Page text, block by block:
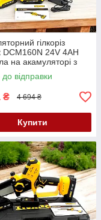
гілкоріз
DCM160N 24V 4AH
на акамуляторі з
змащенням
шина 20 см
до відправки
₴ 4 694 ₴
Купити